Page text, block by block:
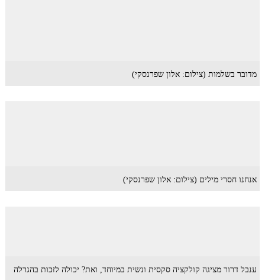
מדובר בשלמות (צילום: אלון שפרנסקי)
אנחנו חסרי מילים (צילום: אלון שפרנסקי)
ענבל דרור מציגה קולקציה סקסית ונשית במיוחד, ואת? יכולה לזכות בהגרלה